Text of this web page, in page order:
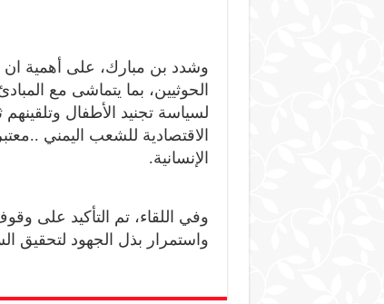
وشدد بن مبارك، على أهمية
الحوثيين، بما يتماشى مع
لسياسة تجنيد الأطفال
الاقتصادية للشعب اليمني
الإنسانية.
وفي اللقاء، تم التأكيد على
واستمرار بذل الجهود لتحقيق